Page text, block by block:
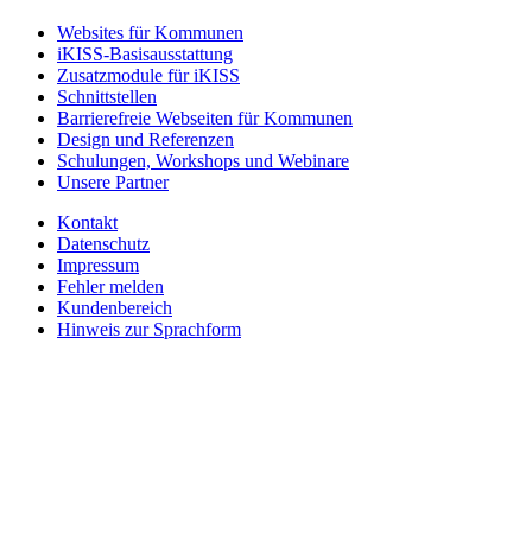
Websites für Kommunen
iKISS-Basisausstattung
Zusatzmodule für iKISS
Schnittstellen
Barrierefreie Webseiten für Kommunen
Design und Referenzen
Schulungen, Workshops und Webinare
Unsere Partner
Kontakt
Datenschutz
Impressum
Fehler melden
Kundenbereich
Hinweis zur Sprachform